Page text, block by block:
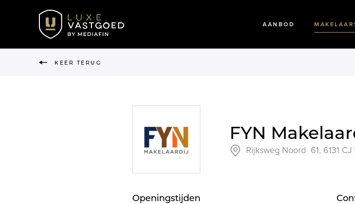
AANBOD
KEER TERUG
FYN
Rijksweg Noord 61, 6131
Openingstijden